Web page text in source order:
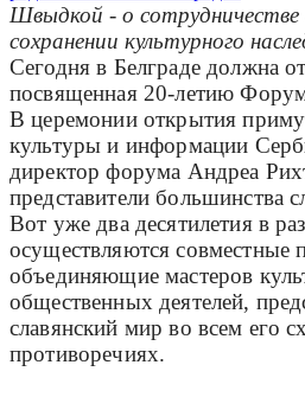
Швыдкой - о сотрудничестве
сохранении культурного
Сегодня в Белграде должна
посвященная 20-летию
В церемонии открытия
культуры и информации
директор форума Андреа
представители большинства
Вот уже два десятилетия в
осуществляются совместные
объединяющие мастеров
общественных деятелей,
славянский мир во всем его
противоречиях.